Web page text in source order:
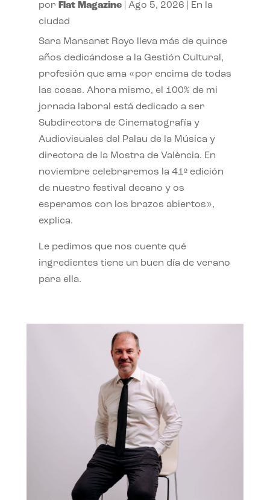
por Flat Magazine| Ago 5, 2026
En la
ciudad
Sara Mansanet Royo lleva más de quince
años dedicándose a la Gestión Cultural,
profesión que ama «por encima de todas
las cosas. Ahora mismo, el 100% de mi
jornada laboral está dedicado a ser
Subdirectora de Cinematografía y
Audiovisuales del Palau de la Música y
directora de la Mostra de València. En
noviembre celebraremos la 41ª edición
de nuestro festival decano y os
esperamos con los brazos abiertos»,
explica.
Le pedimos que nos cuente qué
ingredientes tiene un buen día de verano
para ella.